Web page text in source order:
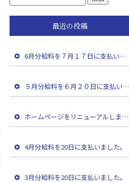
最近の投稿
6月分給料を７月１７日に支払いました。
５月分給料を６月２０日に支払いました。
ホームページをリニューアルしました。
4月分給料を20日に支払いました。
3月分給料を20日に支払いました。